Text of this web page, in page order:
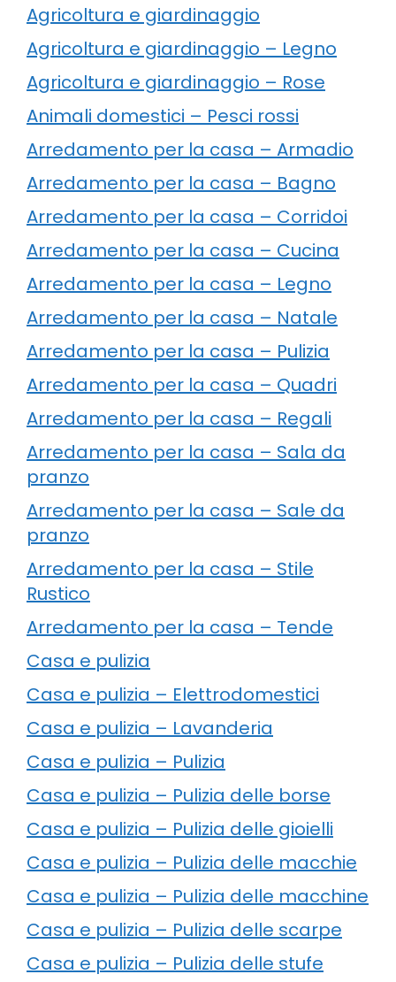
Agricoltura e giardinaggio
Agricoltura e giardinaggio – Legno
Agricoltura e giardinaggio – Rose
Animali domestici – Pesci rossi
Arredamento per la casa – Armadio
Arredamento per la casa – Bagno
Arredamento per la casa – Corridoi
Arredamento per la casa – Cucina
Arredamento per la casa – Legno
Arredamento per la casa – Natale
Arredamento per la casa – Pulizia
Arredamento per la casa – Quadri
Arredamento per la casa – Regali
Arredamento per la casa – Sala da
pranzo
Arredamento per la casa – Sale da
pranzo
Arredamento per la casa – Stile
Rustico
Arredamento per la casa – Tende
Casa e pulizia
Casa e pulizia – Elettrodomestici
Casa e pulizia – Lavanderia
Casa e pulizia – Pulizia
Casa e pulizia – Pulizia delle borse
Casa e pulizia – Pulizia delle gioielli
Casa e pulizia – Pulizia delle macchie
Casa e pulizia – Pulizia delle macchine
Casa e pulizia – Pulizia delle scarpe
Casa e pulizia – Pulizia delle stufe